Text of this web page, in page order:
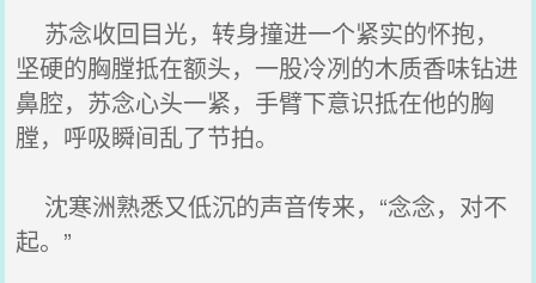
苏念收回目光，转身撞进一个紧实的怀抱，
坚硬的胸膛抵在额头，一股冷冽的木质香味钻进
鼻腔，苏念心头一紧，手臂下意识抵在他的胸
膛，呼吸瞬间乱了节拍。
沈寒洲熟悉又低沉的声音传来，“念念，对不
起。”